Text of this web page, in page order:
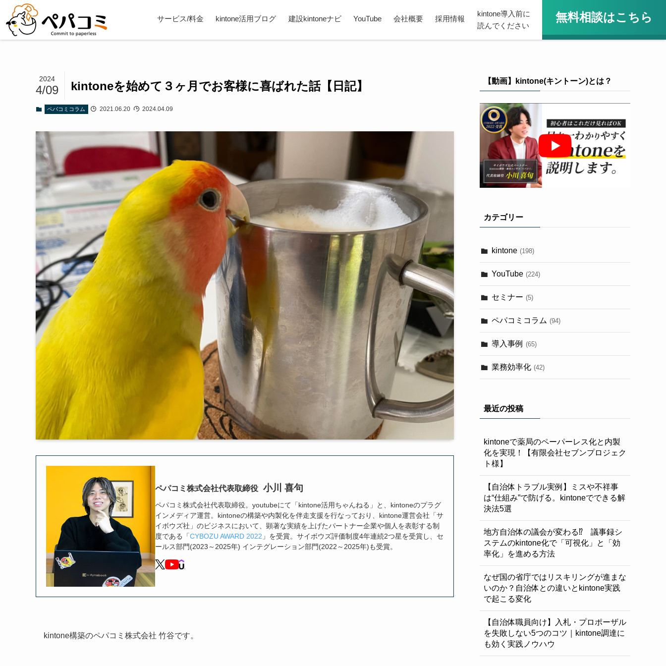
サービス/料金 kintone活用ブログ 建設kintoneナビ YouTube 会社概要 採用情報
kintone導入前に
読んでください
無料相談はこちら
kintoneを始めて３ヶ月でお客様に喜ばれた話【日記】
2024
4/09
ペパコミコラム 2021.06.20 2024.04.09
ペパコミ株式会社代表取締役 小川 喜句
ペパコミ株式会社代表取締役。youtubeにて「kintone活用ちゃんねる」と、kintoneのプラグ
インメディア運営。kintoneの構築や内製化を伴走支援を行なっており、kintone運営会社「サ
イボウズ社」のビジネスにおいて、顕著な実績を上げたパートナー企業や個人を表彰する制
度である「CYBOZU AWARD 2022 」を受賞。サイボウズ評価制度4年連続2つ星を受賞し、セ
ールス部門(2023～2025年) インテグレーション部門(2022～2025年)も受賞。
kintone構築のペパコミ株式会社 竹谷です。
【動画】kintone(キントーン)とは？
カテゴリー
kintone (198)
YouTube (224)
セミナー (5)
ペパコミコラム (94)
導入事例 (65)
業務効率化 (42)
最近の投稿
kintoneで薬局のペーパーレス化と内製
化を実現！【有限会社セブンプロジェク
ト様】
【自治体トラブル実例】ミスや不祥事
は“仕組み”で防げる。kintoneでできる解
決法5選
地方自治体の議会が変わる⁉ 議事録シ
ステムのkintone化で「可視化」と「効
率化」を進める方法
なぜ国の省庁ではリスキリングが進まな
いのか？自治体との違いとkintone実践
で起こる変化
【自治体職員向け】入札・プロポーザル
を失敗しない5つのコツ｜kintone調達に
も効く実践ノウハウ